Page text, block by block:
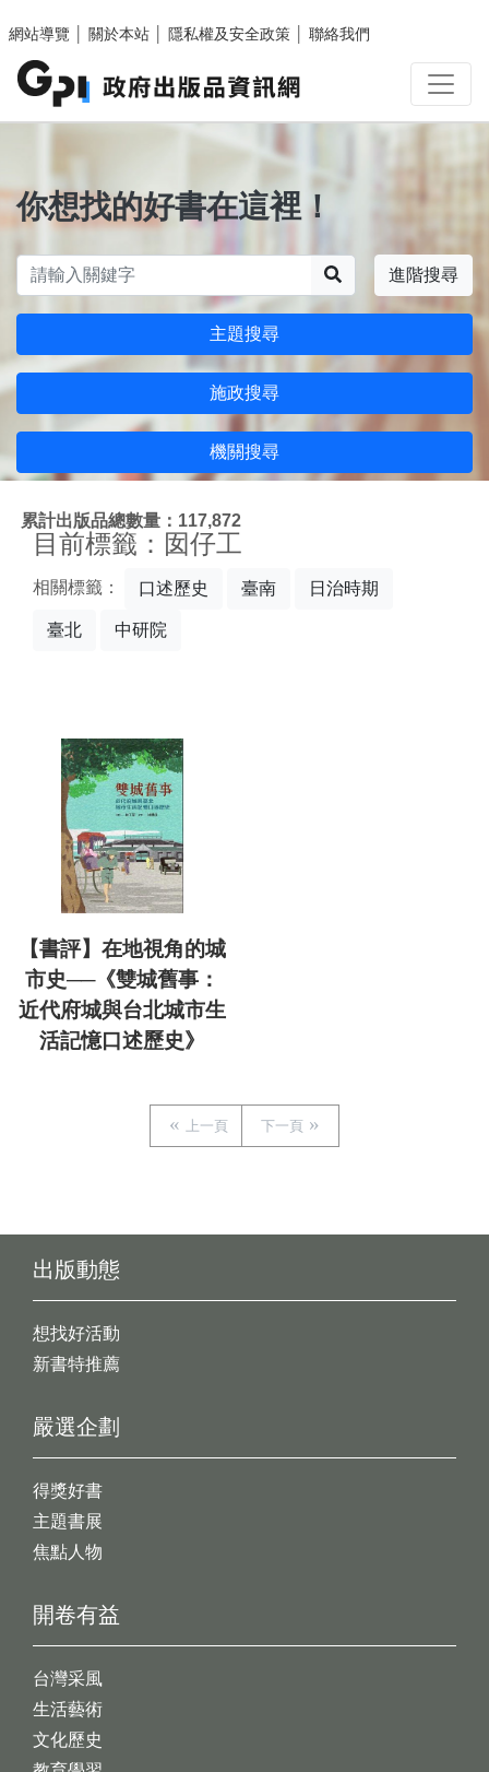
網站導覽
關於本站 隱私權及安全政策 聯絡我們
你想找的好書在這裡！
進階搜尋
主題搜尋
施政搜尋
機關搜尋
累計出版品總數量：117,872
目前標籤：囡仔工
相關標籤： 口述歷史 臺南 日治時期
臺北 中研院
【書評】在地視角的城
市史──《雙城舊事：
近代府城與台北城市生
活記憶口述歷史》
上一頁 下一頁
出版動態
想找好活動
新書特推薦
開卷有益
台灣采風
生活藝術
文化歷史
嚴選企劃
得獎好書
主題書展
焦點人物